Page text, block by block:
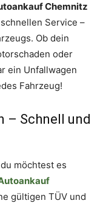
Chemnitz
Service –
Ob dein
oder
ein Unfallwagen
Fahrzeug!
– Schnell und
möchtest es
gültigen TÜV und